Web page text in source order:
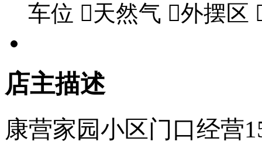
车位 天然气 外摆区
店主描述
康营家园小区门口经营